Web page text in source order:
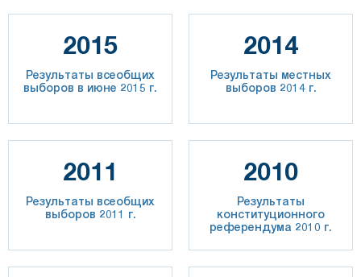
2015
Результаты всеобщих
выборов в июне 2015 г.
2014
Результаты местных
выборов 2014 г.
2011
Результаты всеобщих
выборов 2011 г.
2010
Результаты
конституционного
референдума 2010 г.